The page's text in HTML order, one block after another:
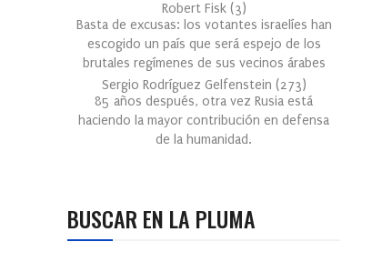
Robert Fisk (3)
Basta de excusas: los votantes israelíes han
escogido un país que será espejo de los
brutales regímenes de sus vecinos árabes
Sergio Rodríguez Gelfenstein (273)
85 años después, otra vez Rusia está
haciendo la mayor contribución en defensa
de la humanidad.
BUSCAR EN LA PLUMA